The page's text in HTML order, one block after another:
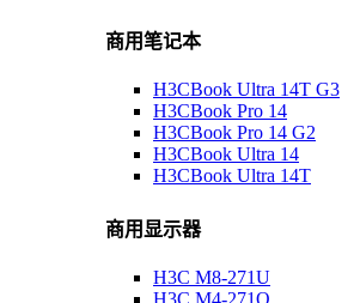
商用笔记本
H3CBook Ultra 14T G3
H3CBook Pro 14
H3CBook Pro 14 G2
H3CBook Ultra 14
H3CBook Ultra 14T
商用显示器
H3C M8-271U
H3C M4-271Q